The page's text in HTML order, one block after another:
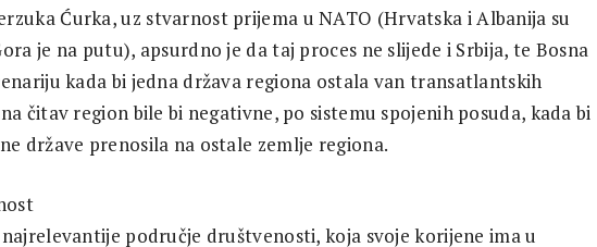
Ćurka, uz stvarnost prijema u NATO (Hrvatska i Albanija su
je na putu), apsurdno je da taj proces ne slijede i Srbija, te Bosna
kada bi jedna država regiona ostala van transatlantskih
čitav region bile bi negativne, po sistemu spojenih posuda, kada bi
države prenosila na ostale zemlje regiona.
područje društvenosti, koja svoje korijene ima u